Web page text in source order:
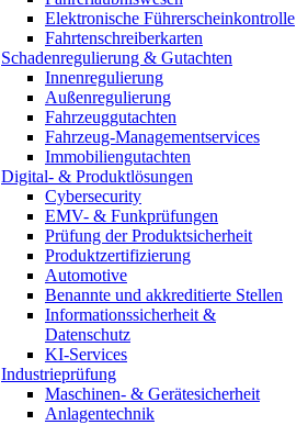
Elektronische Führerscheinkontrolle
Fahrtenschreiberkarten
Schadenregulierung & Gutachten
Innenregulierung
Außenregulierung
Fahrzeuggutachten
Fahrzeug-Managementservices
Immobiliengutachten
Digital- & Produktlösungen
Cybersecurity
EMV- & Funkprüfungen
Prüfung der Produktsicherheit
Produktzertifizierung
Automotive
Benannte und akkreditierte Stellen
Informationssicherheit &
Datenschutz
KI-Services
Industrieprüfung
Maschinen- & Gerätesicherheit
Anlagentechnik